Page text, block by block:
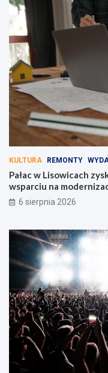
KULTURA REMONTY
Pałac w Lisowicach
wsparciu na
6 sierpnia 2026